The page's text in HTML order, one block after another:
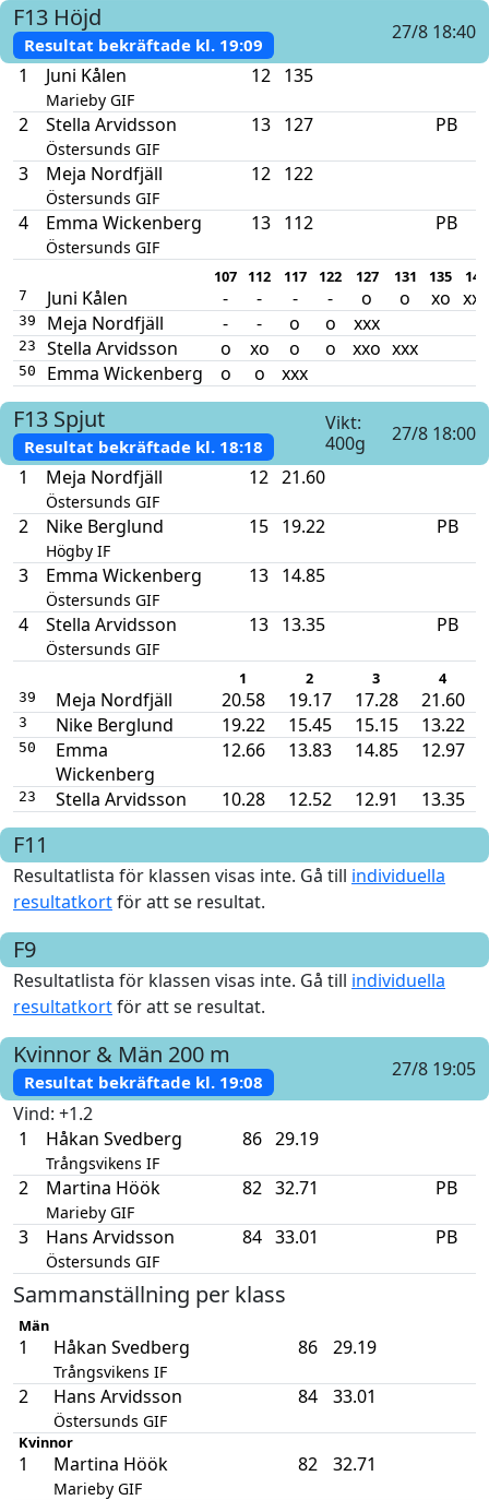
F13 Höjd
Resultat bekräftade kl.19:09
27/8 18:40
1
Juni Kålen
Marieby GIF
12 135
2 Stella Arvidsson
Östersunds GIF
13 127 PB
3 Meja Nordfjäll
Östersunds GIF
12 122
4 Emma Wickenberg
Östersunds GIF
13 112 PB
107 112 117 122 127 131 135 141
7 Juni Kålen - - - - o o xo xxx
39 Meja Nordfjäll - - o o xxx
23 Stella Arvidsson o xo o o xxo xxx
50 Emma Wickenberg o o xxx
F13 Spjut
Resultat bekräftade kl.18:18
Vikt:
400g
27/8 18:00
1
Meja Nordfjäll
Östersunds GIF
12 21.60
2 Nike Berglund
Högby IF
15 19.22 PB
3 Emma Wickenberg
Östersunds GIF
13 14.85
4 Stella Arvidsson
Östersunds GIF
13 13.35 PB
1 2 3 4
39 Meja Nordfjäll 20.58 19.17 17.28 21.60
3 Nike Berglund 19.22 15.45 15.15 13.22
50
Emma
Wickenberg
12.66 13.83 14.85 12.97
23 Stella Arvidsson 10.28 12.52 12.91 13.35
F11
Resultatlista för klassen visas inte. Gå till individuella
resultatkortför att se resultat.
F9
Resultatlista för klassen visas inte. Gå till individuella
resultatkortför att se resultat.
Kvinnor & Män 200 m
Resultat bekräftade kl.19:08
27/8 19:05
Vind: +1.2
1
Håkan Svedberg
Trångsvikens IF
86 29.19
2 Martina Höök
Marieby GIF
82 32.71 PB
3 Hans Arvidsson
Östersunds GIF
84 33.01 PB
Sammanställning per klass
Män
1 Håkan Svedberg
Trångsvikens IF
86 29.19
2 Hans Arvidsson
Östersunds GIF
84 33.01
Kvinnor
1 Martina Höök
Marieby GIF
82 32.71